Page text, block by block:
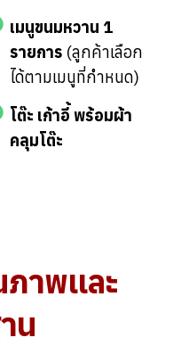
เมนูขนมหวาน 1
รายการ (ลูกค้าเลือก
ได้ตามเมนูที่กำหนด)
โต๊ะ เก้าอี้ พร้อมผ้า
คลุมโต๊ะ
ภาพและ
น